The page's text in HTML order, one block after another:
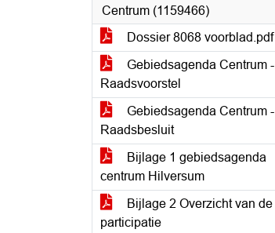
Centrum (1159466)
Dossier 8068 voorblad.pdf
Gebiedsagenda Centrum -
Raadsvoorstel
Gebiedsagenda Centrum -
Raadsbesluit
Bijlage 1 gebiedsagenda
centrum Hilversum
Bijlage 2 Overzicht van de
participatie